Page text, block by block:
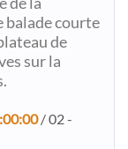
balade courte
de
sur la
/ 02 -